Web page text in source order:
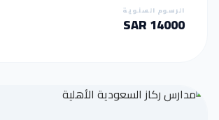
الرسوم السنوية
14000 SAR